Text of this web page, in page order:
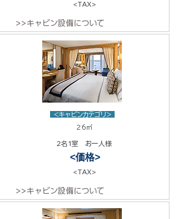
<TAX>
>>キャビン設備について
<キャビンカテゴリ>
26㎡
2名1室 お一人様
<価格>
<TAX>
>>キャビン設備について